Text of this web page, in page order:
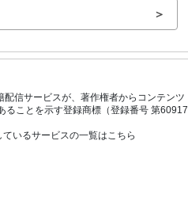
＞
信サービスが、著作権者からコンテンツ
ることを示す登録商標（登録番号 第60917
いるサービスの一覧はこちら